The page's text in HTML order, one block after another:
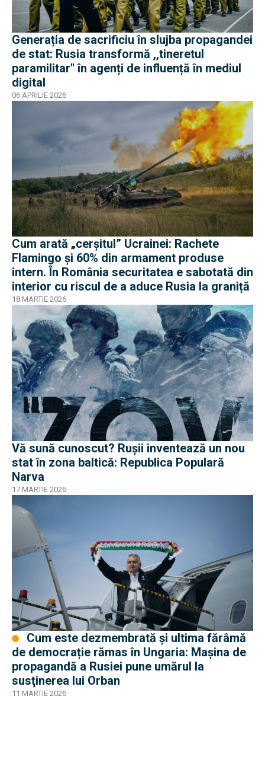
Generația de sacrificiu în slujba propagandei
de stat: Rusia transformă ,,tineretul
paramilitar'' în agenți de influență în mediul
digital
06 APRILIE 2026
Cum arată „cerșitul” Ucrainei: Rachete
Flamingo și 60% din armament produse
intern. În România securitatea e sabotată din
interior cu riscul de a aduce Rusia la graniță
18 MARTIE 2026
Vă sună cunoscut? Rușii inventează un nou
stat în zona baltică: Republica Populară
Narva
17 MARTIE 2026
de democrație rămas în Ungaria: Maşina de
propagandă a Rusiei pune umărul la
susţinerea lui Orban
11 MARTIE 2026